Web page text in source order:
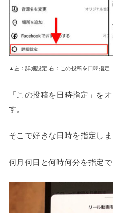
▲左：詳細設定,右：この投稿を日時指定
「この投稿を日時指定」を
す。
そこで好きな日時を指定しま
何月何日と何時何分を指定で